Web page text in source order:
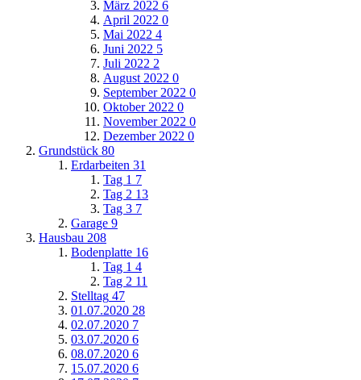
März 2022 6
April 2022 0
Mai 2022 4
Juni 2022 5
Juli 2022 2
August 2022 0
September 2022 0
Oktober 2022 0
November 2022 0
Dezember 2022 0
Grundstück 80
Erdarbeiten 31
Tag 1 7
Tag 2 13
Tag 3 7
Garage 9
Hausbau 208
Bodenplatte 16
Tag 1 4
Tag 2 11
Stelltag 47
01.07.2020 28
02.07.2020 7
03.07.2020 6
08.07.2020 6
15.07.2020 6